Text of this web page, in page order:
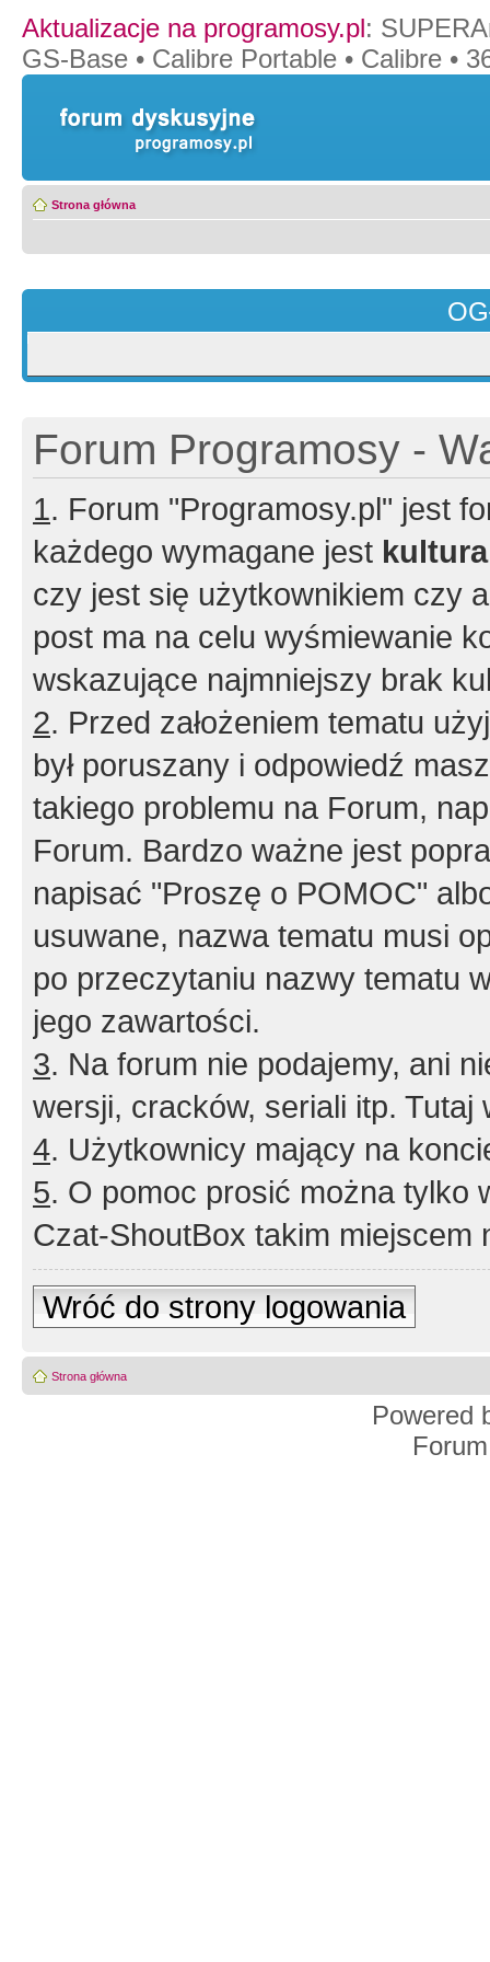
Aktualizacje na programosy.pl:
GS-Base • Calibre Portable • Calibre •
Strona główna
Forum Programosy -
1. Forum "Programosy.pl" jest
każdego wymagane jest
czy jest się użytkownikiem czy
post ma na celu wyśmiewanie
wskazujące najmniejszy brak
2. Przed założeniem tematu
był poruszany i odpowiedź
takiego problemu na Forum,
Forum. Bardzo ważne jest
napisać "Proszę o POMOC"
usuwane, nazwa tematu musi
po przeczytaniu nazwy tematu
jego zawartości.
3. Na forum nie podajemy, ani
wersji, cracków, seriali itp. Tutaj
4. Użytkownicy mający na
5. O pomoc prosić można tylko
Czat-ShoutBox takim miejscem
Wróć do strony logowania
Strona główna
Powered